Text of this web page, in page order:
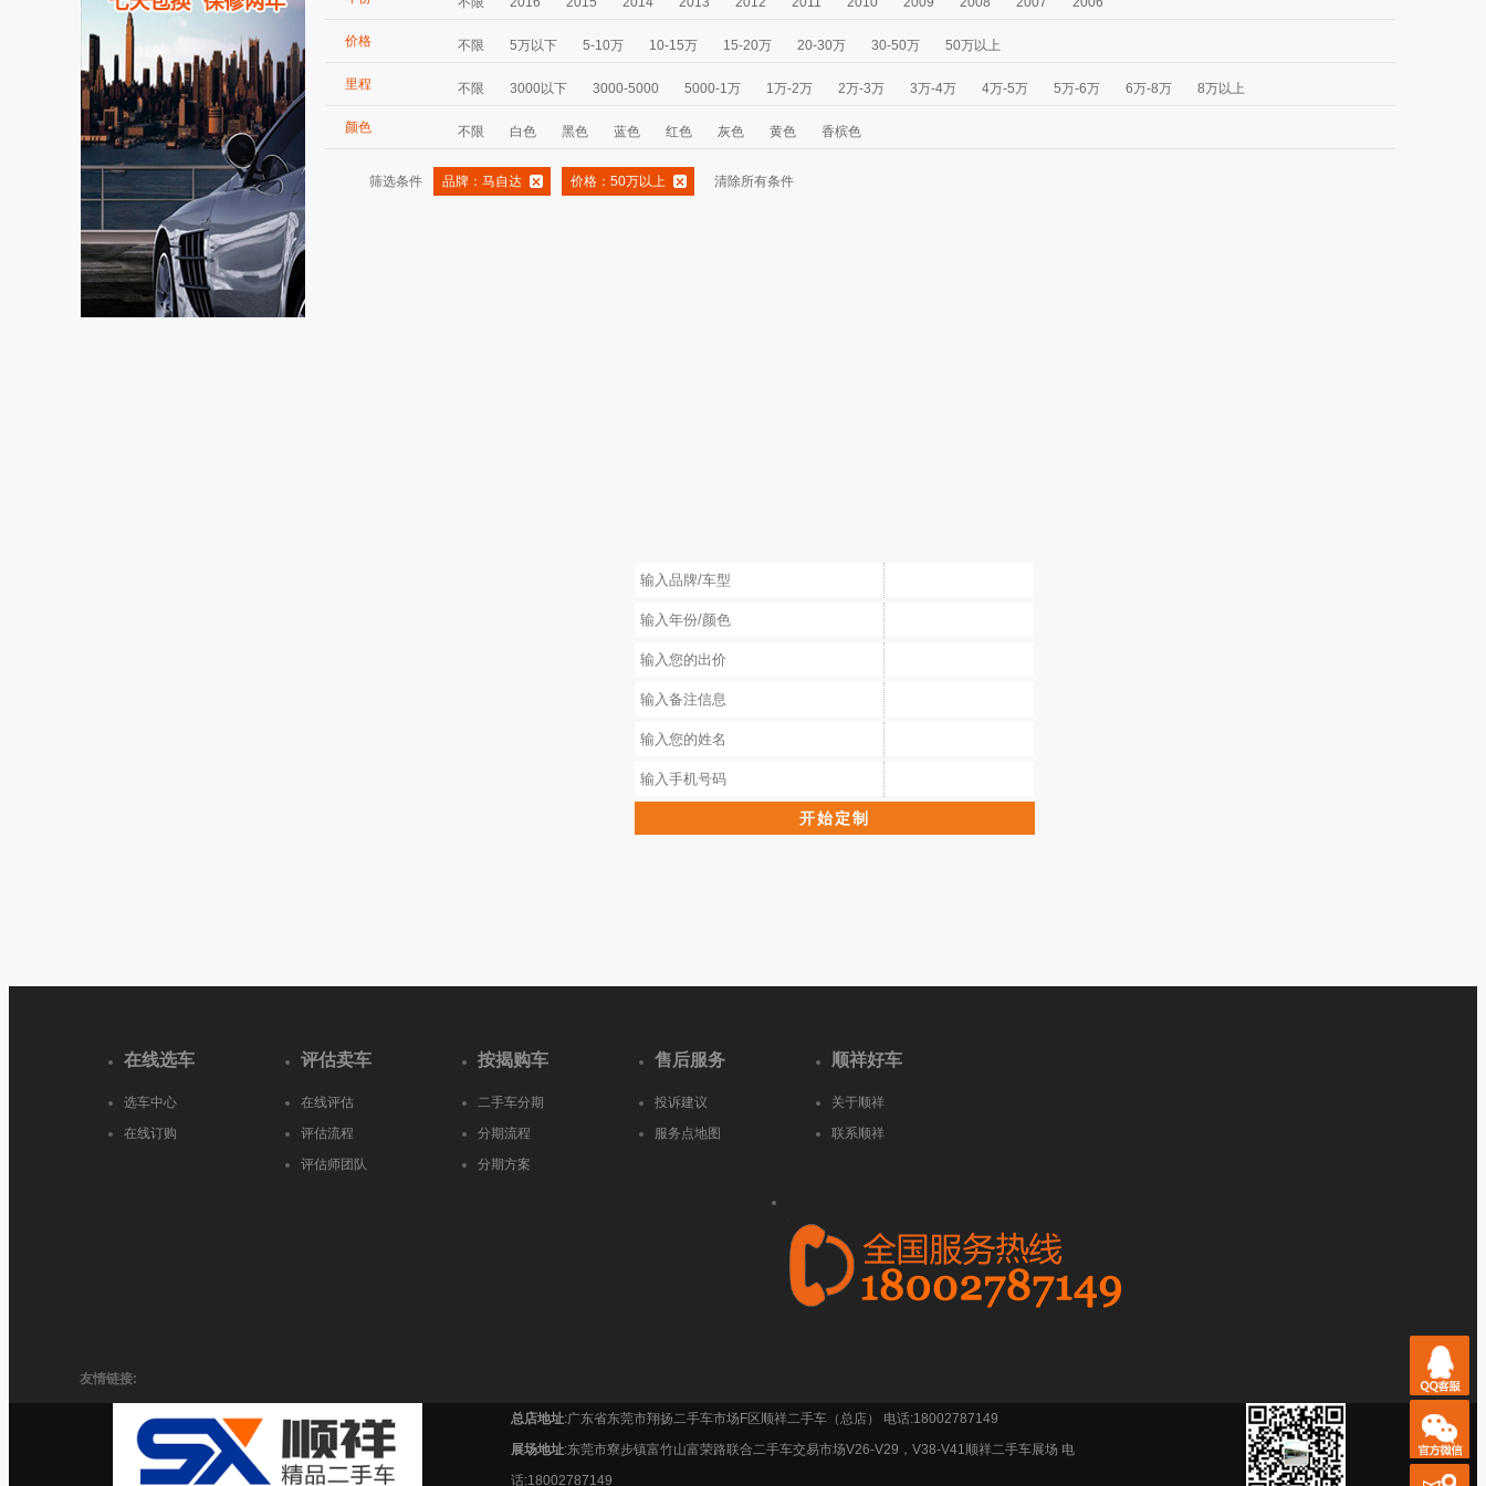
价格 不限 5万以下 5-10万 10-15万 15-20万 20-30万 30-50万 50万以上
里程 不限 3000以下 3000-5000 5000-1万 1万-2万 2万-3万 3万-4万 4万-5万 5万-6万 6万-8万 8万以上
颜色 不限 白色 黑色 蓝色 红色 灰色 黄色 香槟色
筛选条件 品牌：马自达 价格：50万以上 清除所有条件
在线选车
选车中心
在线订购
评估卖车
在线评估
评估流程
评估师团队
按揭购车
二手车分期
分期流程
分期方案
售后服务
投诉建议
服务点地图
顺祥好车
关于顺祥
联系顺祥
友情链接:
总店地址:广东省东莞市翔扬二手车市场F区顺祥二手车（总店） 电话:18002787149
展场地址:东莞市寮步镇富竹山富荣路联合二手车交易市场V26-V29，V38-V41顺祥二手车展场 电
话:18002787149